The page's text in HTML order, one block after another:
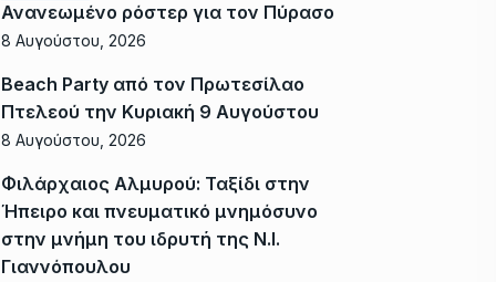
Ανανεωμένο ρόστερ για τον Πύρασο
8 Αυγούστου, 2026
Beach Party από τον Πρωτεσίλαο
Πτελεού την Κυριακή 9 Αυγούστου
8 Αυγούστου, 2026
Φιλάρχαιος Αλμυρού: Ταξίδι στην
Ήπειρο και πνευματικό μνημόσυνο
στην μνήμη του ιδρυτή της Ν.Ι.
Γιαννόπουλου